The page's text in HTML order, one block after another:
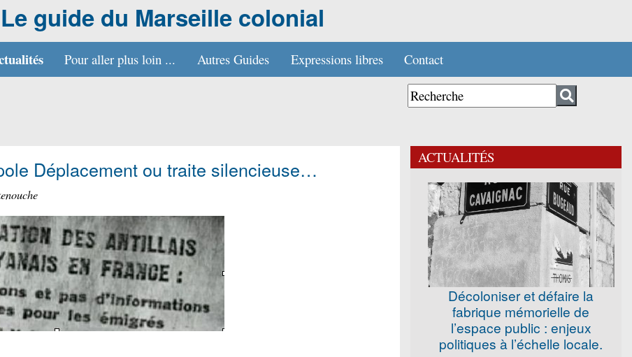
Le guide du Marseille colonial
Pour aller plus loin ... Autres Guides Expressions libres Contact
Déplacement ou traite silencieuse…
ACTUALITÉS
Décoloniser et défaire la
fabrique mémorielle de
l’espace public : enjeux
politiques à l’échelle locale.